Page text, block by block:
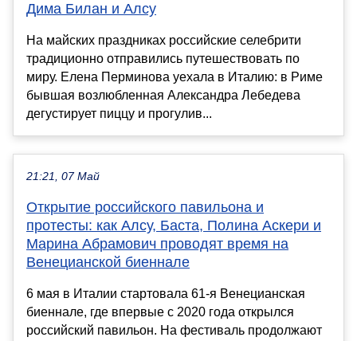
Дима Билан и Алсу
На майских праздниках российские селебрити
традиционно отправились путешествовать по
миру. Елена Перминова уехала в Италию: в Риме
бывшая возлюбленная Александра Лебедева
дегустирует пиццу и прогулив...
21:21, 07 Май
Открытие российского павильона и
протесты: как Алсу, Баста, Полина Аскери и
Марина Абрамович проводят время на
Венецианской биеннале
6 мая в Италии стартовала 61-я Венецианская
биеннале, где впервые с 2020 года открылся
российский павильон. На фестиваль продолжают